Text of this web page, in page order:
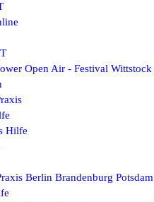
Open Air - Festival Wittstock
Hilfe
Berlin Brandenburg Potsdam